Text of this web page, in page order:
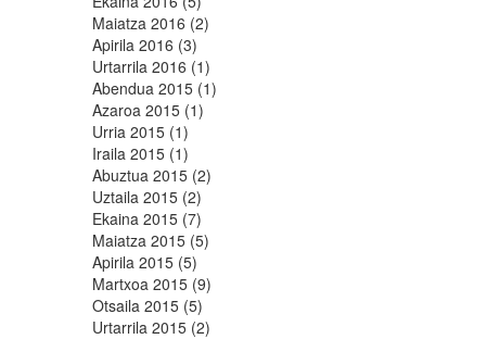
Maiatza 2016 (2)
Apirila 2016 (3)
Urtarrila 2016 (1)
Abendua 2015 (1)
Azaroa 2015 (1)
Urria 2015 (1)
Iraila 2015 (1)
Abuztua 2015 (2)
Uztaila 2015 (2)
Ekaina 2015 (7)
Maiatza 2015 (5)
Apirila 2015 (5)
Martxoa 2015 (9)
Otsaila 2015 (5)
Urtarrila 2015 (2)